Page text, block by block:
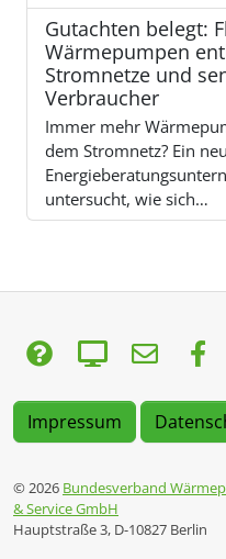
Gutachten belegt:
Wärmepumpen
Stromnetze und
Verbraucher
Immer mehr
dem Stromnetz? Ein
untersucht, wie sich…
Impressum
© 2026 Bundesverband
& Service GmbH
Hauptstraße 3, D-10827 Berlin